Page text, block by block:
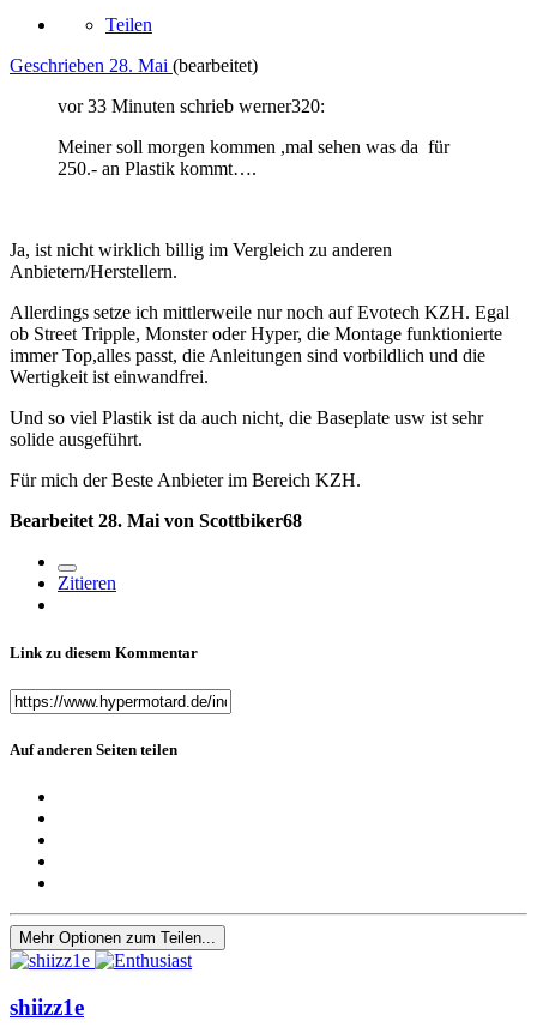
Teilen
Geschrieben 28. Mai (bearbeitet)
vor 33 Minuten schrieb werner320:
Meiner soll morgen kommen ,mal sehen was da für
250.- an Plastik kommt….
Ja, ist nicht wirklich billig im Vergleich zu anderen
Anbietern/Herstellern.
Allerdings setze ich mittlerweile nur noch auf Evotech KZH. Egal
ob Street Tripple, Monster oder Hyper, die Montage funktionierte
immer Top,alles passt, die Anleitungen sind vorbildlich und die
Wertigkeit ist einwandfrei.
Und so viel Plastik ist da auch nicht, die Baseplate usw ist sehr
solide ausgeführt.
Für mich der Beste Anbieter im Bereich KZH.
Bearbeitet28. Maivon Scottbiker68
Zitieren
Link zu diesem Kommentar
Auf anderen Seiten teilen
Mehr Optionen zum Teilen...
shiizz1e